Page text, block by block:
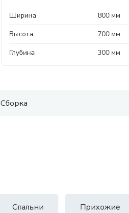
Ширина
800 мм
Высота
700 мм
Глубина
300 мм
Сборка
Спальни Прихожие